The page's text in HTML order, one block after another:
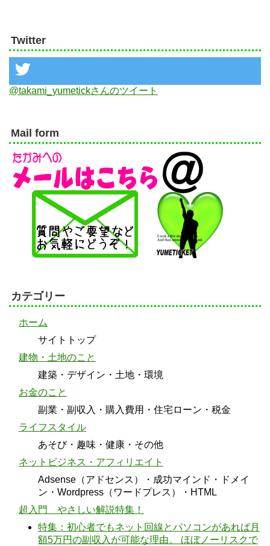
Twitter
@takami_yumetickさんのツイート
Mail form
カテゴリー
ホーム
サイトトップ
建物・土地のこと
建築・デザイン・土地・環境
お金のこと
副業・副収入・購入費用・住宅ローン・税金
ライフスタイル
あそび・趣味・健康・その他
ネットビジネス・アフィリエイト
Adsense（アドセンス）・成功マインド・ドメイ
ン・Wordpress（ワードプレス）・HTML
超入門 やさしい解説特集！
特集：初心者でもネット回線とパソコンがあれば月
額5万円の副収入が可能な理由。 ほぼノーリスクで